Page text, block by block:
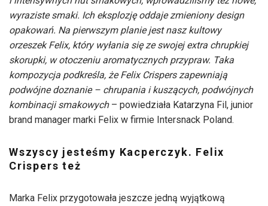
wyraziste smaki. Ich eksplozję oddaje zmieniony design
opakowań. Na pierwszym planie jest nasz kultowy
orzeszek Felix, który wyłania się ze swojej extra chrupkiej
skorupki, w otoczeniu aromatycznych przypraw. Taka
kompozycja podkreśla, że Felix Crispers zapewniają
podwójne doznanie – chrupania i kuszących, podwójnych
kombinacji smakowych – powiedziała Katarzyna Fil, junior
brand manager marki Felix w firmie Intersnack Poland.
Wszyscy jesteśmy Kacperczyk. Felix
Crispers też
Marka Felix przygotowała jeszcze jedną wyjątkową